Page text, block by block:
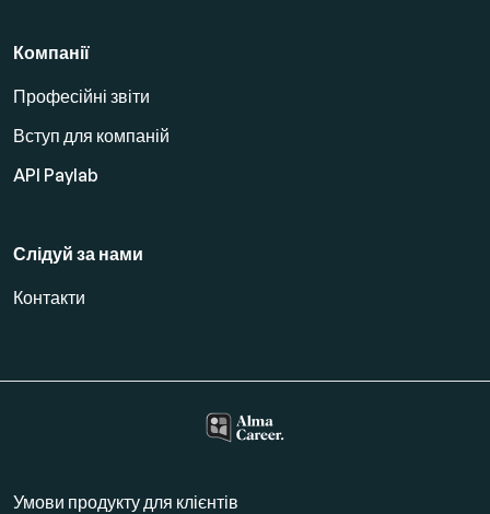
Компанії
Професійні звіти
Вступ для компаній
API Paylab
Слідуй за нами
Контакти
Умови продукту для клієнтів